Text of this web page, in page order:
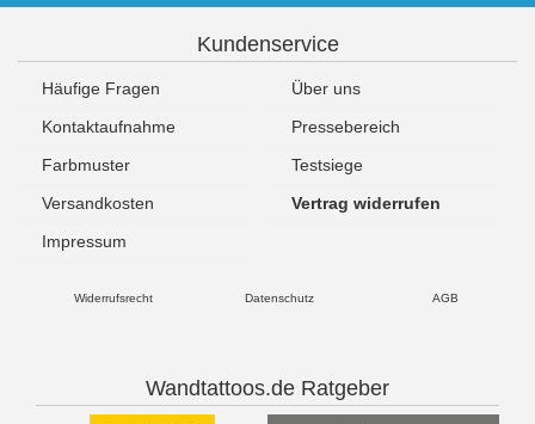
Kundenservice
Häufige Fragen
Über uns
Kontaktaufnahme
Pressebereich
Farbmuster
Testsiege
Versandkosten
Vertrag widerrufen
Impressum
Widerrufsrecht Datenschutz AGB
Wandtattoos.de Ratgeber